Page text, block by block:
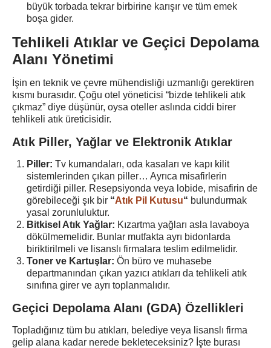
büyük torbada tekrar birbirine karışır ve tüm emek
boşa gider.
Tehlikeli Atıklar ve Geçici Depolama
Alanı Yönetimi
İşin en teknik ve çevre mühendisliği uzmanlığı gerektiren
kısmı burasıdır. Çoğu otel yöneticisi “bizde tehlikeli atık
çıkmaz” diye düşünür, oysa oteller aslında ciddi birer
tehlikeli atık üreticisidir.
Atık Piller, Yağlar ve Elektronik Atıklar
Piller: Tv kumandaları, oda kasaları ve kapı kilit
sistemlerinden çıkan piller… Ayrıca misafirlerin
getirdiği piller. Resepsiyonda veya lobide, misafirin de
görebileceği şık bir “Atık Pil Kutusu“ bulundurmak
yasal zorunluluktur.
Bitkisel Atık Yağlar: Kızartma yağları asla lavaboya
dökülmemelidir. Bunlar mutfakta ayrı bidonlarda
biriktirilmeli ve lisanslı firmalara teslim edilmelidir.
Toner ve Kartuşlar: Ön büro ve muhasebe
departmanından çıkan yazıcı atıkları da tehlikeli atık
sınıfına girer ve ayrı toplanmalıdır.
Geçici Depolama Alanı (GDA) Özellikleri
Topladığınız tüm bu atıkları, belediye veya lisanslı firma
gelip alana kadar nerede bekleteceksiniz? İşte burası